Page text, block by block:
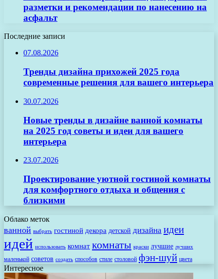
разметки и рекомендации по нанесению на
асфальт
Последние записи
07.08.2026
Тренды дизайна прихожей 2025 года
современные решения для вашего интерьера
30.07.2026
Новые тренды в дизайне ванной комнаты
на 2025 год советы и идеи для вашего
интерьера
23.07.2026
Проектирование уютной гостиной комнаты
для комфортного отдыха и общения с
близкими
Облако меток
ванной выбрать гостиной декора детской дизайна идеи
идей использовать комнат комнаты краски лучшие лучших
маленькой советов создать способов стиле столовой фэн-шуй цвета
Интересное